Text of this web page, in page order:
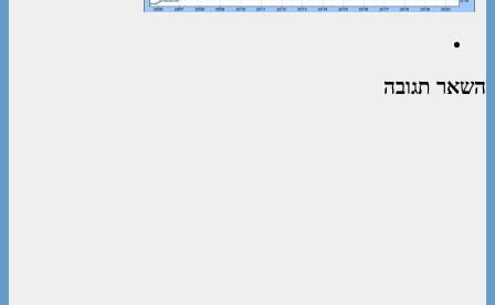
השאר תגובה